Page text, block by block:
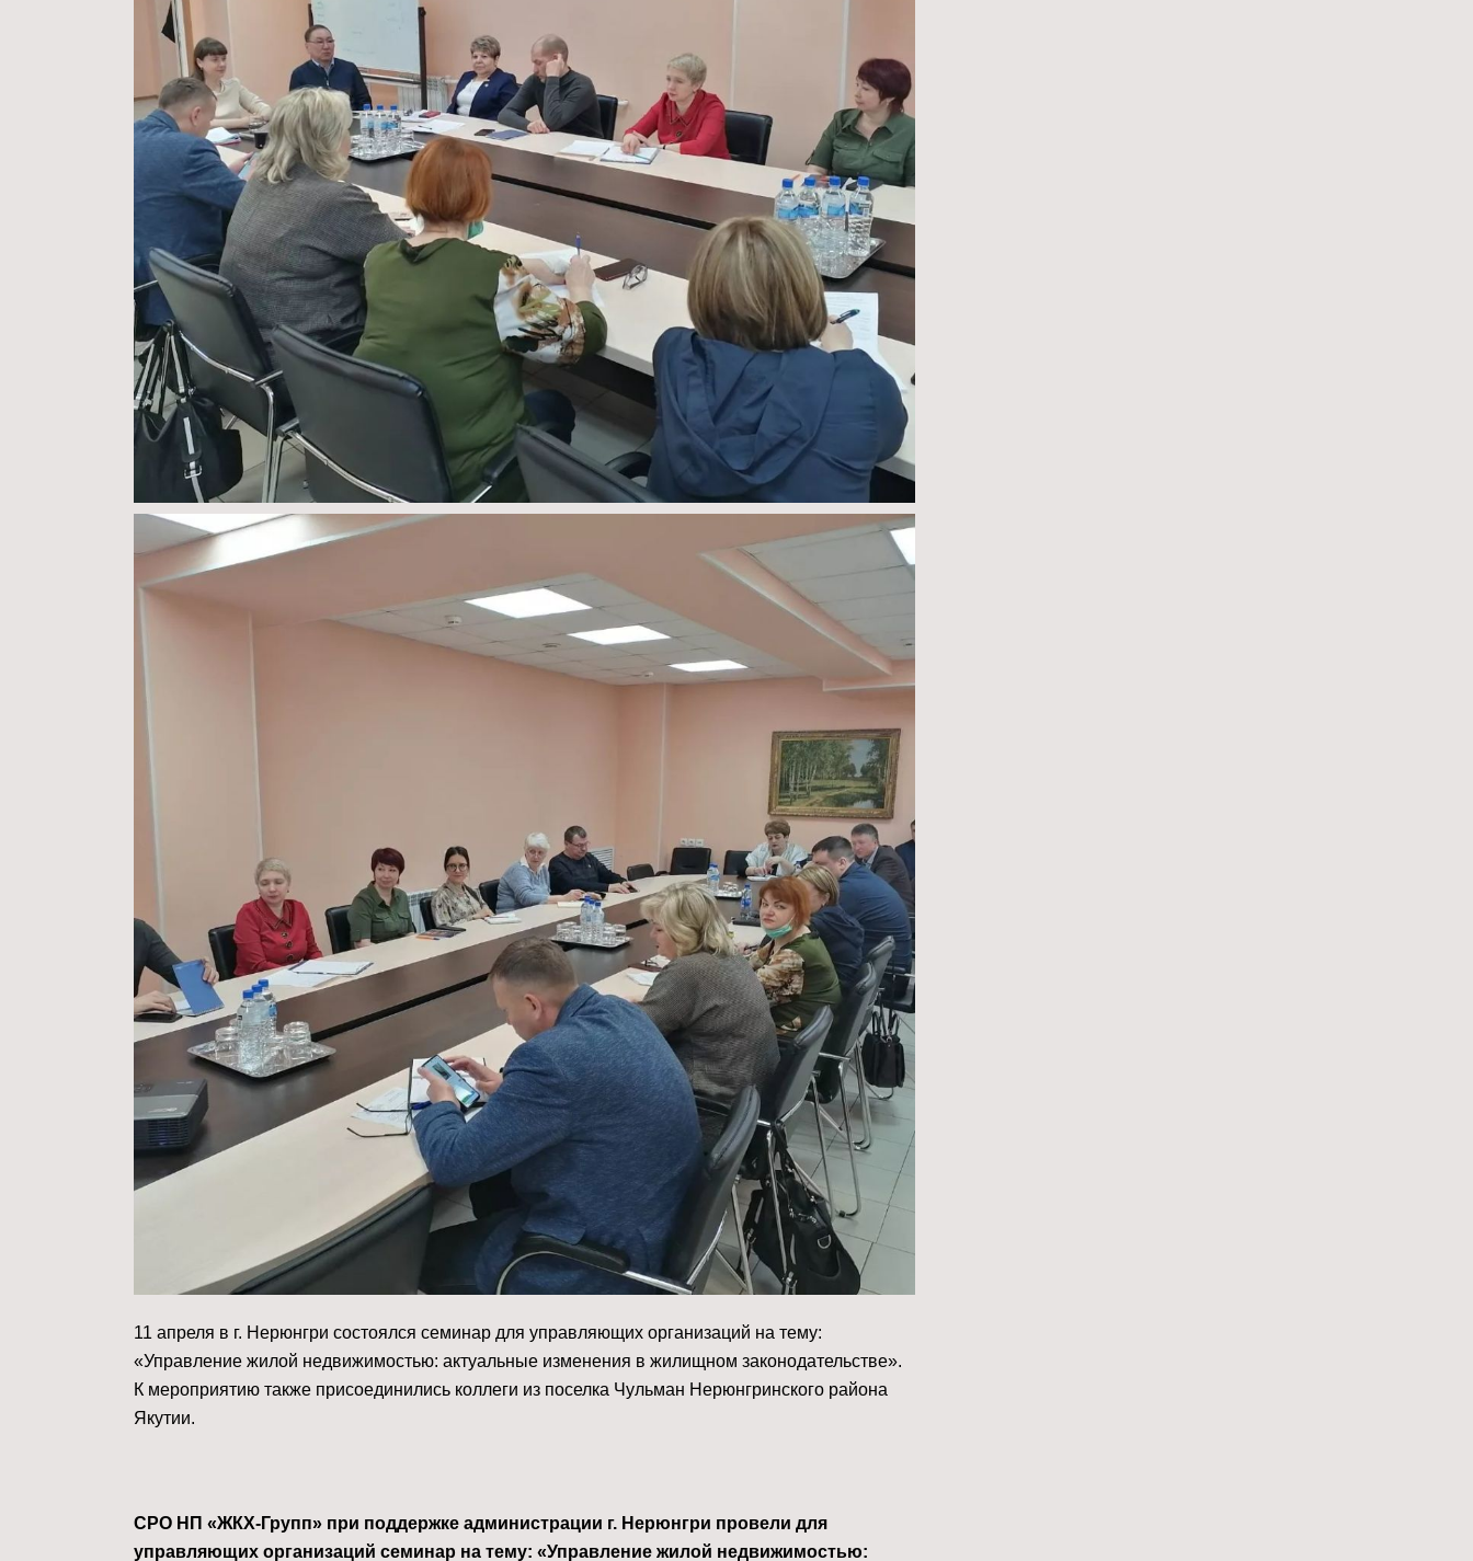
11 апреля в г. Нерюнгри состоялся семинар для управляющих организаций на тему:
«Управление жилой недвижимостью: актуальные изменения в жилищном законодательстве».
К мероприятию также присоединились коллеги из поселка Чульман Нерюнгринского района
Якутии.
СРО НП «ЖКХ-Групп» при поддержке администрации г. Нерюнгри провели для
управляющих организаций семинар на тему: «Управление жилой недвижимостью: